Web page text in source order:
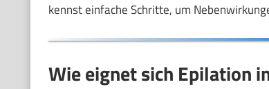
kennst einfache Schritte, um
Wie eignet sich Epilation